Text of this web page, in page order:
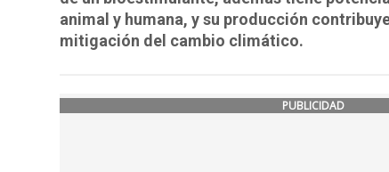
animal y humana, y su producción
mitigación del cambio climático.
PUBLICIDAD